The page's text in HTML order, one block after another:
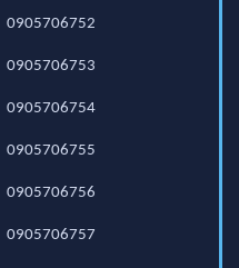
0905706752
0905706753
0905706754
0905706755
0905706756
0905706757